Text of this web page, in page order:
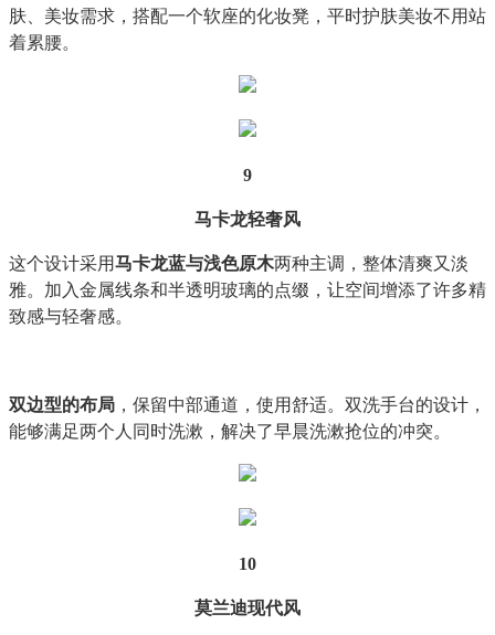
肤、美妆需求，搭配一个软座的化妆凳，平时护肤美妆不用站
着累腰。
9
马卡龙轻奢风
这个设计采用马卡龙蓝与浅色原木两种主调，整体清爽又淡
雅。加入金属线条和半透明玻璃的点缀，让空间增添了许多精
致感与轻奢感。
双边型的布局 ，保留中部通道，使用舒适。双洗手台的设计，
能够满足两个人同时洗漱，解决了早晨洗漱抢位的冲突。
10
莫兰迪现代风